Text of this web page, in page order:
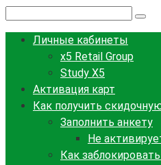
Личные кабинеты
x5 Retail Group
Study X5
Активация карт
Как получить
Заполнить анкету
Не
Как